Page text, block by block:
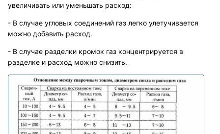
увеличивать или уменьшать расход:
- В случае угловых соединений газ легко улетучивается
можно добавить расход.
- В случае разделки кромок газ концентрируется в
разделке и расход можно снизить.